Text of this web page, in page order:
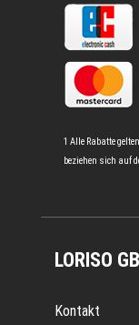
1 Alle Rabatte
beziehen sich auf
LORISO
Kontakt